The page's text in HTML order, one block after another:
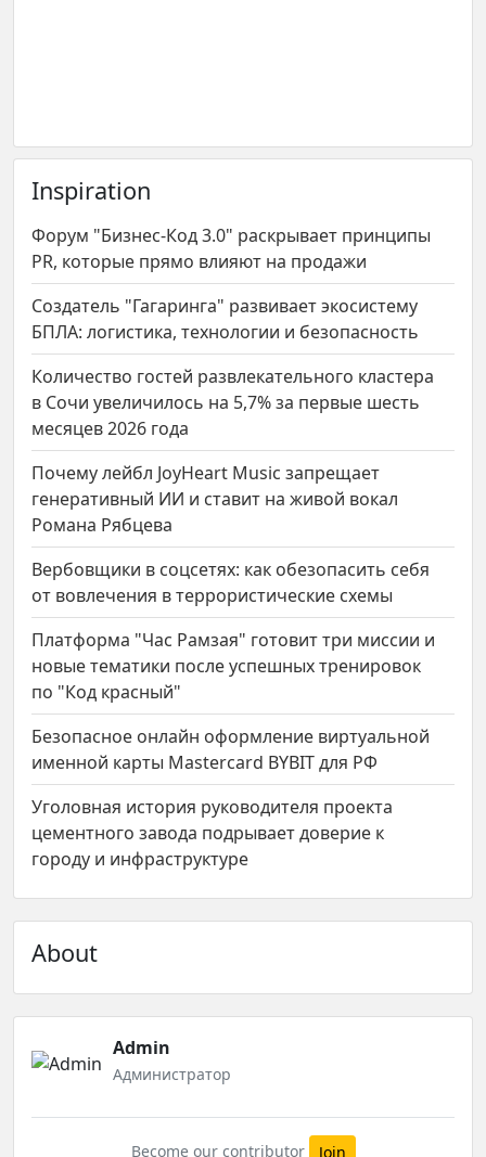
Inspiration
Форум "Бизнес-Код 3.0" раскрывает принципы
PR, которые прямо влияют на продажи
Создатель "Гагаринга" развивает экосистему
БПЛА: логистика, технологии и безопасность
Количество гостей развлекательного кластера
в Сочи увеличилось на 5,7% за первые шесть
месяцев 2026 года
Почему лейбл JoyHeart Music запрещает
генеративный ИИ и ставит на живой вокал
Романа Рябцева
Вербовщики в соцсетях: как обезопасить себя
от вовлечения в террористические схемы
Платформа "Час Рамзая" готовит три миссии и
новые тематики после успешных тренировок
по "Код красный"
Безопасное онлайн оформление виртуальной
именной карты Mastercard BYBIT для РФ
Уголовная история руководителя проекта
цементного завода подрывает доверие к
городу и инфраструктуре
About
Admin
Администратор
Become our contributor Join